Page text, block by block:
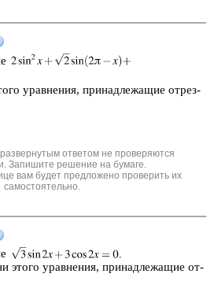
урав­не­ния, при­над­ле­жа­щие от­рез­
ответом не проверяются
Запишите решение на бумаге.
вам будет предложено проверить их
самостоятельно.
этого урав­не­ния, при­над­ле­жа­щие от­